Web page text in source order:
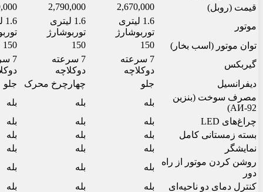
قیمت (روبل)
2,670,000
2,790,000
موتور
1.6 لیتری
توربوشارژ
1.6 لیتری
توربوشارژ
توان موتور (اسب بخار)
150
150
150
گیربکس
7 سرعته
دوکلاچه
7 سرعته
دوکلاچه
7
دیفرانسیل
جلو چهارچرخ محرک
جلو
مصرف سوخت (بنزین
AИ-92)
بله بله
بله
چراغ‌های LED
بله بله
بله
بسته زمستانی کامل
بله بله
بله
نمایشگر
بله بله
بله
روشن کردن موتور از راه
دور
بله بله
بله
کنترل دمای دو ناحیه‌ای
بله بله
بله